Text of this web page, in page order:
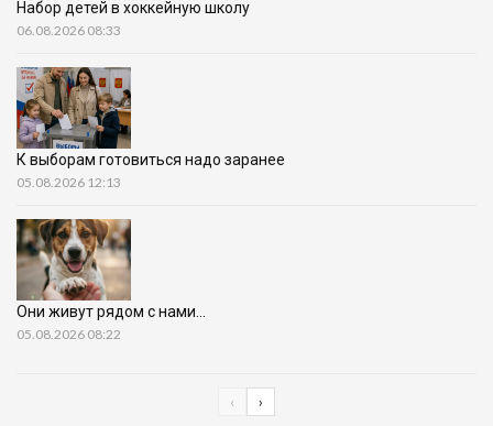
Набор детей в хоккейную школу
06.08.2026 08:33
К выборам готовиться надо заранее
05.08.2026 12:13
Они живут рядом с нами…
05.08.2026 08:22
‹ ›